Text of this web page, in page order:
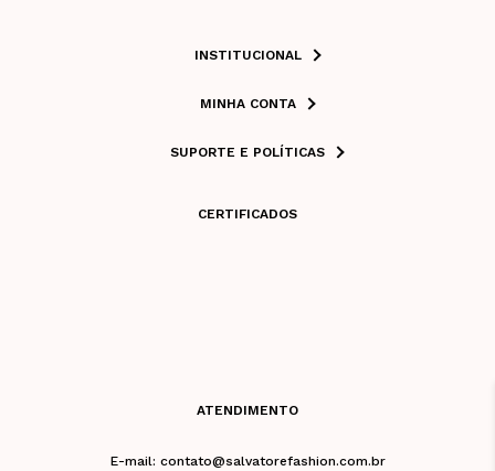
INSTITUCIONAL
MINHA CONTA
SUPORTE E POLÍTICAS
CERTIFICADOS
ATENDIMENTO
E-mail: contato@salvatorefashion.com.br